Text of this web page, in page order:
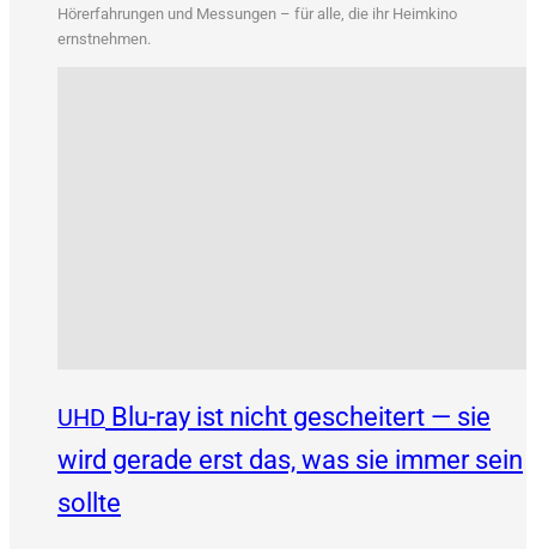
Hör­erfah­run­gen und Mes­sun­gen – für alle, die ihr Heim­ki­no
ernstnehmen.
UHD Blu-ray ist nicht gescheitert — sie
wird gerade erst das, was sie immer sein
sollte